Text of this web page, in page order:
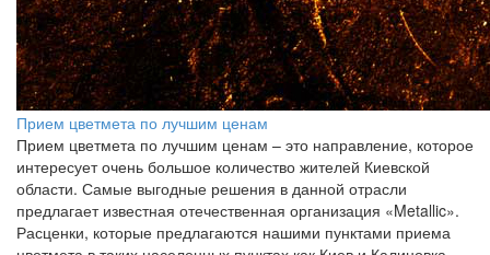
Прием цветмета по лучшим ценам
Прием цветмета по лучшим ценам – это направление, которое
интересует очень большое количество жителей Киевской
области. Самые выгодные решения в данной отрасли
предлагает известная отечественная организация «Metallic».
Расценки, которые предлагаются нашими пунктами приема